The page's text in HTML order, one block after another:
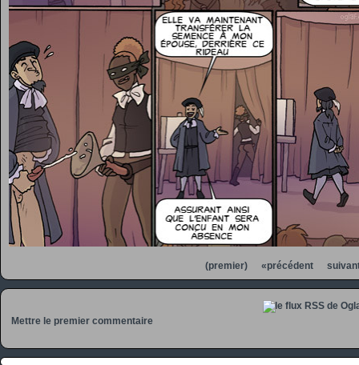
(premier) «précédent
Mettre le premier commentaire